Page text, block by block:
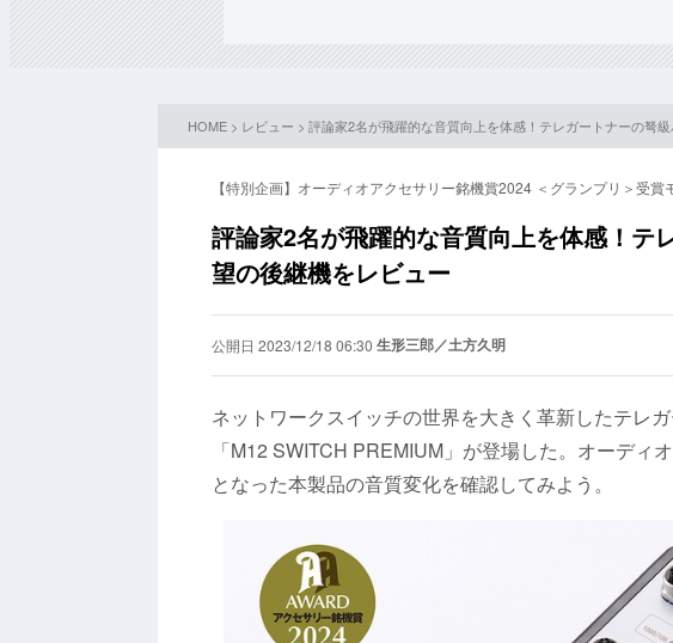
HOME > レビュー > 評論家2名が飛躍的な音質向上を体感！テレガートナーの弩
【特別企画】オーディオアクセサリー銘機賞2024 ＜グランプリ＞受賞
評論家2名が飛躍的な音質向上を体感！テ
望の後継機をレビュー
公開日 2023/12/18 06:30 生形三郎／土方久明
ネットワークスイッチの世界を大きく革新したテレ
「M12 SWITCH PREMIUM」が登場した。オーディ
となった本製品の音質変化を確認してみよう。